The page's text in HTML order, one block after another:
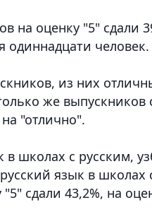
на оценку "5" сдали
одиннадцати человек.
из них
же выпускников
"отлично".
школах с русским,
язык в школах
сдали 43,2%, на